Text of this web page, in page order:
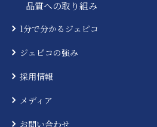
品質への取り組み
1分で分かるジェピコ
ジェピコの強み
採用情報
メディア
お問い合わせ